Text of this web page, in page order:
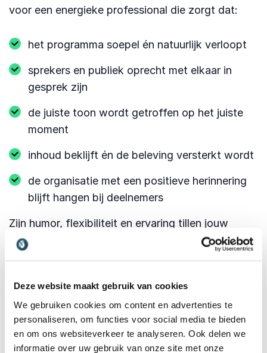
Deze website maakt gebruik van cookies
We gebruiken cookies om content en advertenties te
personaliseren, om functies voor social media te bieden
en om ons websiteverkeer te analyseren. Ook delen we
informatie over uw gebruik van onze site met onze
voor een energieke professional die zorgt dat:
het programma soepel én natuurlijk verloopt
sprekers en publiek oprecht met elkaar in
gesprek zijn
de juiste toon wordt getroffen op het juiste
moment
inhoud beklijft én de beleving versterkt wordt
de organisatie met een positieve herinnering
blijft hangen bij deelnemers
Zijn humor, flexibiliteit en ervaring tillen jouw
bijeenkomst naar een hoger plan en maken van
Praktijkvoorbeeld
Tijdens een symposium voor een gemeente over
publieke gezondheidszorg nam een spreker
onverwachts tijd om een lastige casus te